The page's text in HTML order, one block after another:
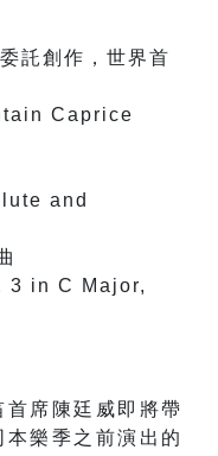
託創作，世界首
Caprice
and
3 in C Major,
席陳廷威即將帶
樂季之前演出的